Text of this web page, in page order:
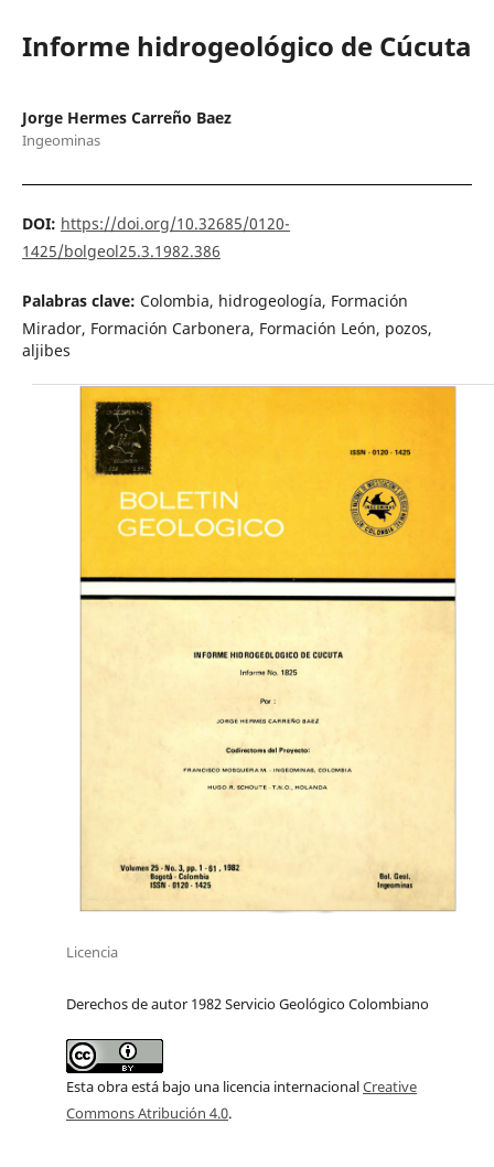
Informe hidrogeológico de Cúcuta
Jorge Hermes Carreño Baez
Ingeominas
DOI: https://doi.org/10.32685/0120-
1425/bolgeol25.3.1982.386
Palabras clave: Colombia, hidrogeología, Formación
Mirador, Formación Carbonera, Formación León, pozos,
aljibes
Licencia
Derechos de autor 1982 Servicio Geológico Colombiano
Esta obra está bajo una licencia internacionalCreative
Commons Atribución 4.0.